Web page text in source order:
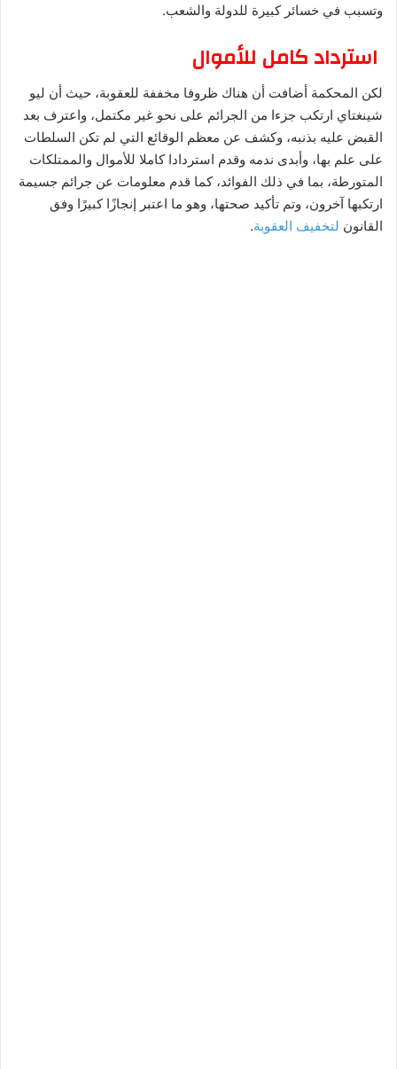
وتسبب في خسائر كبيرة للدولة والشعب.
استرداد كامل للأموال
لكن المحكمة أضافت أن هناك ظروفا مخففة للعقوبة، حيث أن ليو
شينغتاي ارتكب جزءا من الجرائم على نحو غير مكتمل، واعترف بعد
القبض عليه بذنبه، وكشف عن معظم الوقائع التي لم تكن السلطات
على علم بها، وأبدى ندمه وقدم استردادا كاملا للأموال والممتلكات
المتورطة، بما في ذلك الفوائد، كما قدم معلومات عن جرائم جسيمة
ارتكبها آخرون، وتم تأكيد صحتها، وهو ما اعتبر إنجازًا كبيرًا وفق
القانون لتخفيف العقوبة.